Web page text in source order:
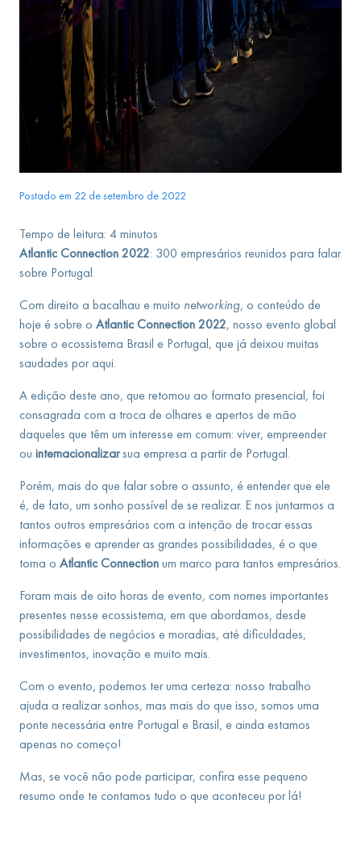
Postado em 22 de setembro de 2022
Tempo de leitura: 4 minutos
Atlantic Connection 2022: 300 empresários reunidos para falar
sobre Portugal.
Com direito a bacalhau e muito networking, o conteúdo de
hoje é sobre o Atlantic Connection 2022, nosso evento global
sobre o ecossistema Brasil e Portugal, que já deixou muitas
saudades por aqui.
A edição deste ano, que retomou ao formato presencial, foi
consagrada com a troca de olhares e apertos de mão
daqueles que têm um interesse em comum: viver, empreender
ou internacionalizarsua empresa a partir de Portugal.
Porém, mais do que falar sobre o assunto, é entender que ele
é, de fato, um sonho possível de se realizar. E nos juntarmos a
tantos outros empresários com a intenção de trocar essas
informações e aprender as grandes possibilidades, é o que
torna o Atlantic Connection um marco para tantos empresários.
Foram mais de oito horas de evento, com nomes importantes
presentes nesse ecossistema, em que abordamos, desde
possibilidades de negócios e moradias, até dificuldades,
investimentos, inovação e muito mais.
Com o evento, podemos ter uma certeza: nosso trabalho
ajuda a realizar sonhos, mas mais do que isso, somos uma
ponte necessária entre Portugal e Brasil, e ainda estamos
apenas no começo!
Mas, se você não pode participar, confira esse pequeno
resumo onde te contamos tudo o que aconteceu por lá!